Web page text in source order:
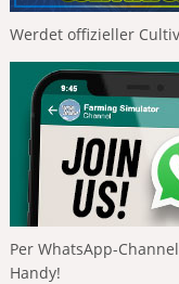
Werdet offizieller
Per WhatsApp-
Handy!